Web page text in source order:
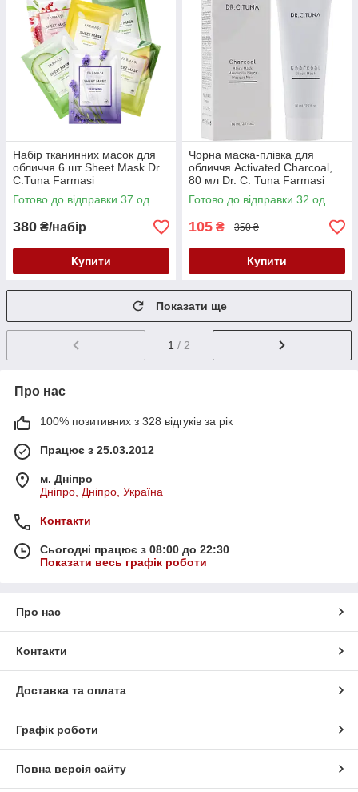
Набір тканинних масок для
обличчя 6 шт Sheet Mask Dr.
C.Tuna Farmasi
Готово до відправки 37 од.
380 ₴/набір
Купити
Чорна маска-плівка для
обличчя Activated Charcoal,
80 мл Dr. C. Tuna Farmasi
Готово до відправки 32 од.
105 ₴ 350 ₴
Купити
Показати ще
1 / 2
Про нас
100% позитивних з 328 відгуків за рік
Працює з 25.03.2012
м. Дніпро
Дніпро, Дніпро, Україна
Контакти
Сьогодні працює з 08:00 до 22:30
Показати весь графік роботи
Про нас
Контакти
Доставка та оплата
Графік роботи
Повна версія сайту